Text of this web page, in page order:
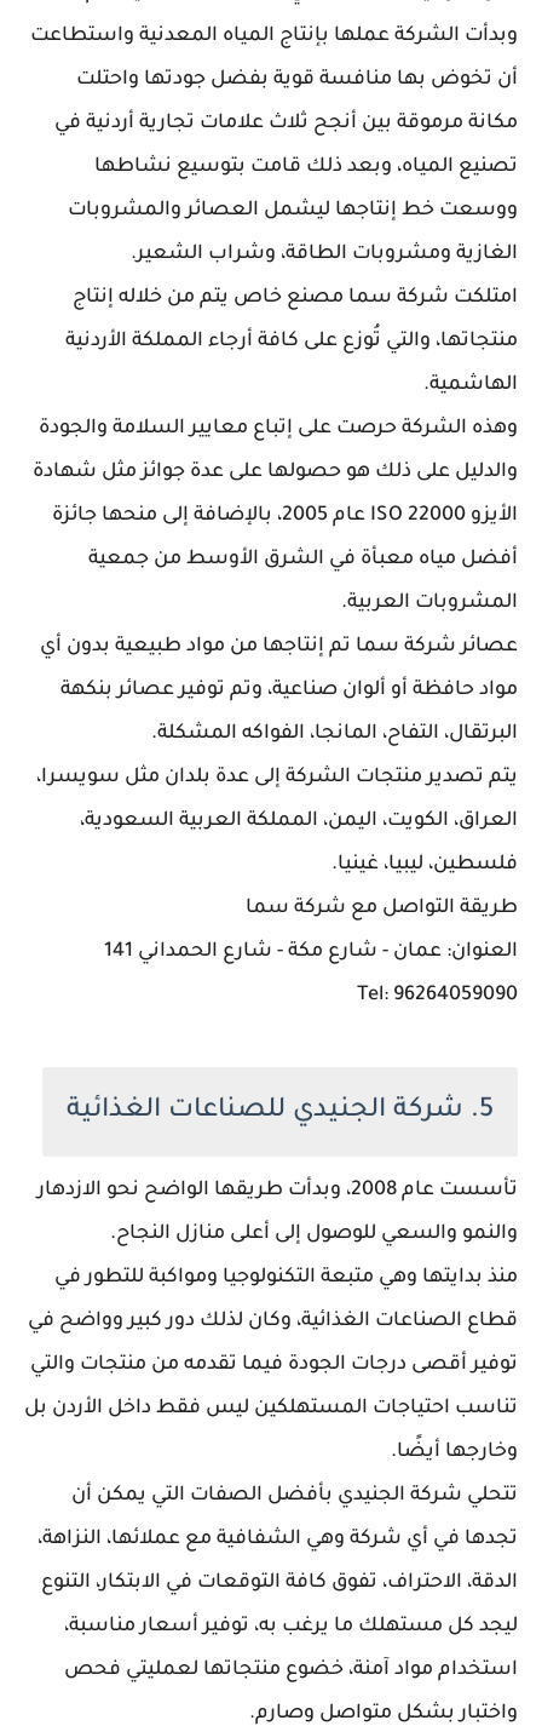
وبدأت الشركة عملها بإنتاج المياه المعدنية واستطاعت
أن تخوض بها منافسة قوية بفضل جودتها واحتلت
مكانة مرموقة بين أنجح ثلاث علامات تجارية أردنية في
تصنيع المياه، وبعد ذلك قامت بتوسيع نشاطها
ووسعت خط إنتاجها ليشمل العصائر والمشروبات
الغازية ومشروبات الطاقة، وشراب الشعير.
امتلكت شركة سما مصنع خاص يتم من خلاله إنتاج
منتجاتها، والتي تُوزع على كافة أرجاء المملكة الأردنية
الهاشمية.
وهذه الشركة حرصت على إتباع معايير السلامة والجودة
والدليل على ذلك هو حصولها على عدة جوائز مثل شهادة
الأيزو ISO 22000 عام 2005، بالإضافة إلى منحها جائزة
أفضل مياه معبأة في الشرق الأوسط من جمعية
المشروبات العربية.
عصائر شركة سما تم إنتاجها من مواد طبيعية بدون أي
مواد حافظة أو ألوان صناعية، وتم توفير عصائر بنكهة
البرتقال، التفاح، المانجا، الفواكه المشكلة.
يتم تصدير منتجات الشركة إلى عدة بلدان مثل سويسرا،
العراق، الكويت، اليمن، المملكة العربية السعودية،
فلسطين، ليبيا، غينيا.
طريقة التواصل مع شركة سما
العنوان: عمان - شارع مكة - شارع الحمداني 141
Tel: 96264059090
5. شركة الجنيدي للصناعات الغذائية
تأسست عام 2008، وبدأت طريقها الواضح نحو الازدهار
والنمو والسعي للوصول إلى أعلى منازل النجاح.
منذ بدايتها وهي متبعة التكنولوجيا ومواكبة للتطور في
قطاع الصناعات الغذائية، وكان لذلك دور كبير وواضح في
توفير أقصى درجات الجودة فيما تقدمه من منتجات والتي
تناسب احتياجات المستهلكين ليس فقط داخل الأردن بل
وخارجها أيضًا.
تتحلي شركة الجنيدي بأفضل الصفات التي يمكن أن
تجدها في أي شركة وهي الشفافية مع عملائها، النزاهة،
الدقة، الاحتراف، تفوق كافة التوقعات في الابتكار، التنوع
ليجد كل مستهلك ما يرغب به، توفير أسعار مناسبة،
استخدام مواد آمنة، خضوع منتجاتها لعمليتي فحص
واختبار بشكل متواصل وصارم.